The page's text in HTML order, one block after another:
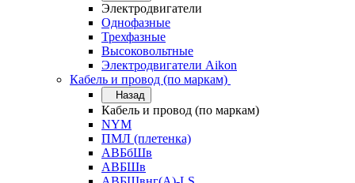
Электродвигатели
Однофазные
Трехфазные
Высоковольтные
Электродвигатели Aikon
Кабель и провод (по маркам)
Назад
Кабель и провод (по маркам)
NYM
ПМЛ (плетенка)
АВБбШв
АВБШв